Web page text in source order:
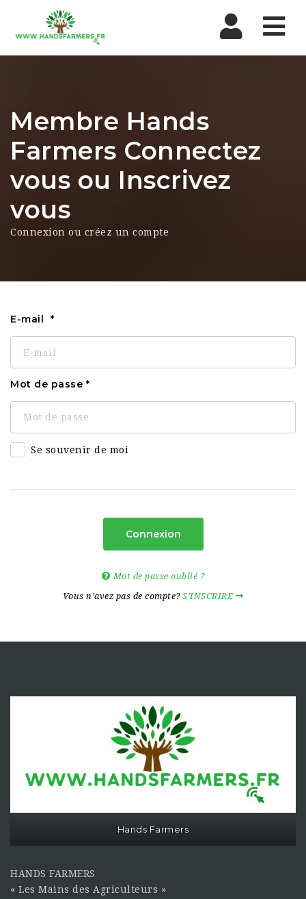
Membre Hands
Farmers Connectez
vous ou Inscrivez
vous
Connexion ou créez un compte
E-mail
Mot de passe
Se souvenir de moi
Connexion
Mot de passe oublié ?
Vous n’avez pas de compte?S’INSCRIRE
Hands Farmers
HANDS FARMERS
« Les Mains des Agriculteurs »